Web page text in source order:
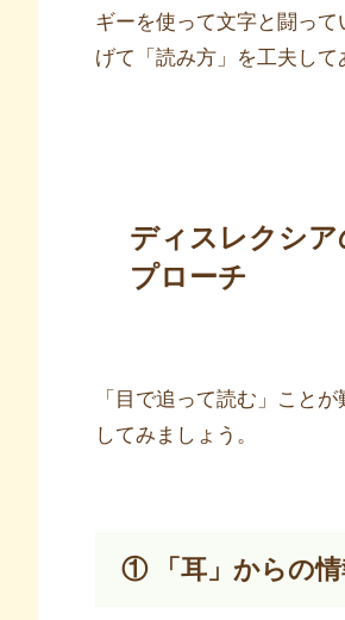
ギーを使って文字と闘っ
げて「読み方」を工夫して
ディスレクシ
プローチ
「目で追って読む」こと
してみましょう。
① 「耳」からの